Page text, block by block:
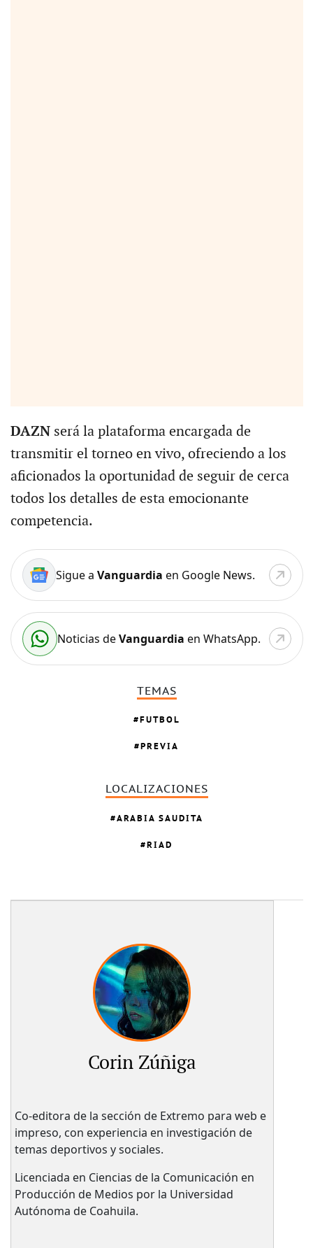
DAZN será la plataforma encargada de
transmitir el torneo en vivo, ofreciendo a los
aficionados la oportunidad de seguir de cerca
todos los detalles de esta emocionante
competencia.
Sigue a Vanguardia en Google News.
Noticias deVanguardia en WhatsApp.
TEMAS
FUTBOL
PREVIA
LOCALIZACIONES
ARABIA SAUDITA
RIAD
Corin Zúñiga
Co-editora de la sección de Extremo para web e
impreso, con experiencia en investigación de
temas deportivos y sociales.
Licenciada en Ciencias de la Comunicación en
Producción de Medios por la Universidad
Autónoma de Coahuila.